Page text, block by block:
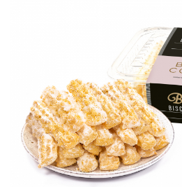
Cozonac Vegan (de post)
Cozonac Collection
Cozo-Bun
Cozonac Cadou
Cozonac cu Unt
Cozonac Royal